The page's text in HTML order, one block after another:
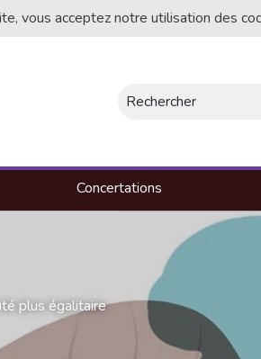
vous acceptez notre utilisation des
Rechercher
Concertations
plus égalitaire